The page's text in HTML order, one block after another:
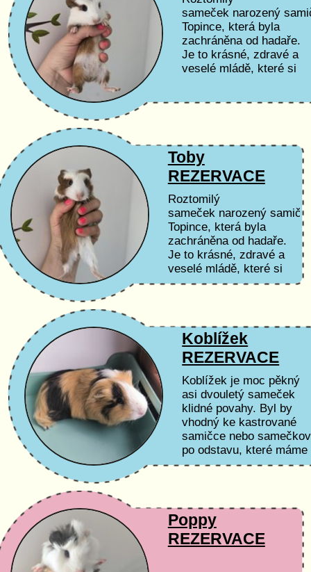
sameček narozený
Topince, která byla
zachráněna od hadaře.
Je to krásné, zdravé a
veselé mládě, které si
Toby
REZERVACE
Roztomilý
sameček narozený
Topince, která byla
zachráněna od hadaře.
Je to krásné, zdravé a
veselé mládě, které si
zvyká na lidský kontakt.
Koblížek
REZERVACE
Koblížek je moc pěkný
asi dvouletý sameček
klidné povahy. Byl by
vhodný ke kastrované
samičce nebo
po odstavu, které máme
případně také k
Poppy
REZERVACE